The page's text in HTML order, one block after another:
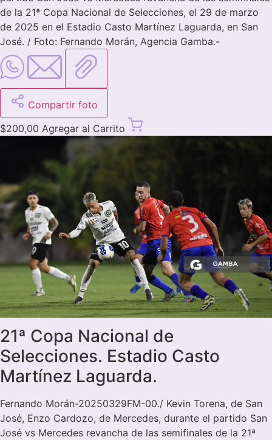
de la 21ª Copa Nacional de Selecciones, el 29 de marzo
de 2025 en el Estadio Casto Martínez Laguarda, en San
José. / Foto: Fernando Morán, Agencia Gamba.-
Compartir foto
$200,00 Agregar al Carrito
21ª Copa Nacional de
Selecciones. Estadio Casto
Martínez Laguarda.
Fernando Morán-20250329FM-00./ Kevin Torena, de San
José, Enzo Cardozo, de Mercedes, durante el partido San
José vs Mercedes revancha de las semifinales de la 21ª